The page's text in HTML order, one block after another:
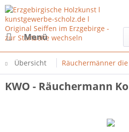
Menü
Übersicht Räuchermänner
KWO - Räuchermann